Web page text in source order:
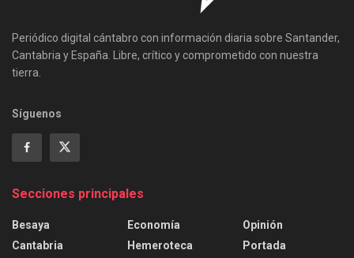
Periódico digital cántabro con información diaria sobre Santander,
Cantabria y España. Libre, crítico y comprometido con nuestra
tierra.
Síguenos
Secciones principales
Besaya
Cantabria
Economía
Hemeroteca
Opinión
Portada